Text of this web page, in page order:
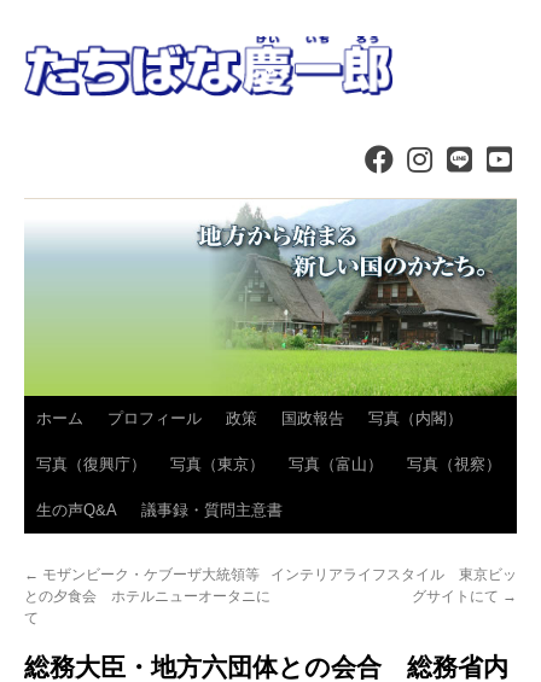
コ
ン
テ
ツ
ホーム プロフィール 政策 国政報告 写真（内閣）
写真（復興庁） 写真（東京） 写真（富山） 写真（視察）
生の声Q&A 議事録・質問主意書
← モザンビーク・ケブーザ大統領等
との夕食会 ホテルニューオータニに
て
インテリアライフスタイル 東京ビッ
グサイトにて →
総務大臣・地方六団体との会合 総務省内